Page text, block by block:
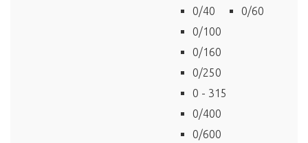
0/40
0/60
0/100
0/160
0/250
0 - 315
0/400
0/600